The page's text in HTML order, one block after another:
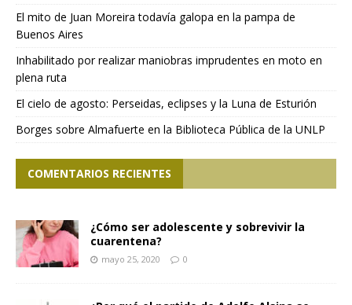
El mito de Juan Moreira todavía galopa en la pampa de
Buenos Aires
Inhabilitado por realizar maniobras imprudentes en moto en
plena ruta
El cielo de agosto: Perseidas, eclipses y la Luna de Esturión
Borges sobre Almafuerte en la Biblioteca Pública de la UNLP
COMENTARIOS RECIENTES
¿Cómo ser adolescente y sobrevivir la
cuarentena?
mayo 25, 2020 0